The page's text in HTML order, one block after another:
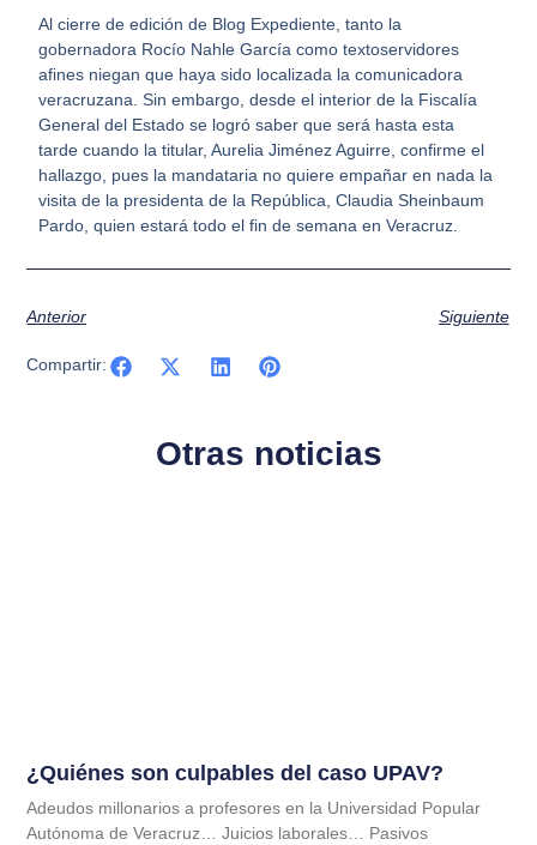
Al cierre de edición de Blog Expediente, tanto la
gobernadora Rocío Nahle García como textoservidores
afines niegan que haya sido localizada la comunicadora
veracruzana. Sin embargo, desde el interior de la Fiscalía
General del Estado se logró saber que será hasta esta
tarde cuando la titular, Aurelia Jiménez Aguirre, confirme el
hallazgo, pues la mandataria no quiere empañar en nada la
visita de la presidenta de la República, Claudia Sheinbaum
Pardo, quien estará todo el fin de semana en Veracruz.
Anterior Siguiente
Compartir:
Otras noticias
¿Quiénes son culpables del caso UPAV?
Adeudos millonarios a profesores en la Universidad Popular
Autónoma de Veracruz… Juicios laborales… Pasivos